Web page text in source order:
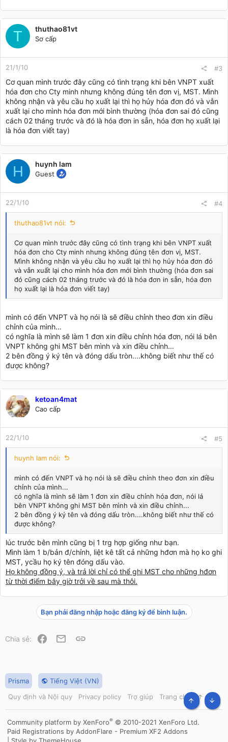
T thuthao81vt
Sơ cấp
21/1/10 #3
Cơ quan mình trước đây cũng có tình trạng khi bên VNPT xuất
hóa đơn cho Cty minh nhưng không đúng tên đơn vị, MST. Mình
không nhận và yêu cầu họ xuất lại thì họ hủy hóa đơn đó và vẫn
xuất lại cho mình hóa đơn mới bình thường (hóa đơn sai đó cũng
cách 02 tháng trước và đó là hóa đơn in sẵn, hóa đơn họ xuất lại
là hóa đơn viết tay)
H huynh lam
Guest
22/1/10 #4
thuthao81vt nói:
Cơ quan mình trước đây cũng có tình trạng khi bên VNPT xuất
hóa đơn cho Cty minh nhưng không đúng tên đơn vị, MST.
Mình không nhận và yêu cầu họ xuất lại thì họ hủy hóa đơn đó
và vẫn xuất lại cho mình hóa đơn mới bình thường (hóa đơn sai
đó cũng cách 02 tháng trước và đó là hóa đơn in sẵn, hóa đơn
họ xuất lại là hóa đơn viết tay)
mình có đến VNPT và họ nói là sẽ điều chỉnh theo đơn xin điều
chỉnh của mình...
có nghĩa là mình sẽ làm 1 đơn xin điều chỉnh hóa đơn, nói lá bên
VNPT không ghi MST bên mình và xin điều chỉnh...
2 bên đồng ý ký tên và đóng dấu tròn....không biết như thế có
được không?
ketoan4mat
Cao cấp
22/1/10 #5
huynh lam nói:
mình có đến VNPT và họ nói là sẽ điều chỉnh theo đơn xin điều
chỉnh của mình...
có nghĩa là mình sẽ làm 1 đơn xin điều chỉnh hóa đơn, nói lá
bên VNPT không ghi MST bên mình và xin điều chỉnh...
2 bên đồng ý ký tên và đóng dấu tròn....không biết như thế có
được không?
lúc trước bên mình cũng bị 1 trg hợp giống như bạn.
Mình làm 1 b/bản đ/chỉnh, liệt kê tất cả những hđơn mà họ ko ghi
MST, ycầu họ ký tên đóng dấu vào.
Họ không đồng ý, và trả lời chỉ có thể ghi MST cho những hđơn
từ thời điểm bây giờ trởi về sau mà thôi.
Bạn phải đăng nhập hoặc đăng ký để bình luận.
Chia sẻ: Facebook
Email
Prisma
Tiếng Việt (VN)
Quy định và Nội quy
Privacy policy Trợ giúp Trang chủ
R
S
Community platform by XenForo® © 2010-2021 XenForo Ltd.
Paid Registrations by AddonFlare - Premium XF2 Addons
TOP